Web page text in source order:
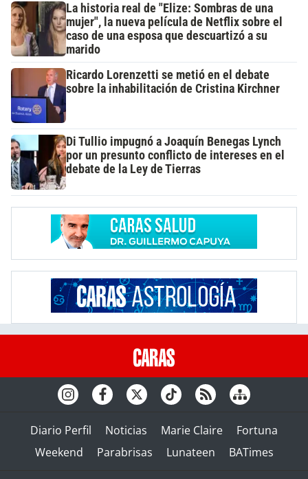
La historia real de "Elize: Sombras de una
mujer", la nueva película de Netflix sobre el
caso de una esposa que descuartizó a su
marido
Ricardo Lorenzetti se metió en el debate
sobre la inhabilitación de Cristina Kirchner
Di Tullio impugnó a Joaquín Benegas Lynch
por un presunto conflicto de intereses en el
debate de la Ley de Tierras
Diario Perfil Noticias Marie Claire
Fortuna
Weekend
Parabrisas Lunateen BATimes